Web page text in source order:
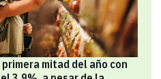
mitad del año con